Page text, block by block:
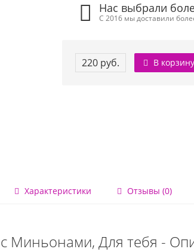
Нас выбрали
С 2016 мы доставили
220 руб. В корзину
Характеристики Отзывы (0)
Миньонами, Для тебя -